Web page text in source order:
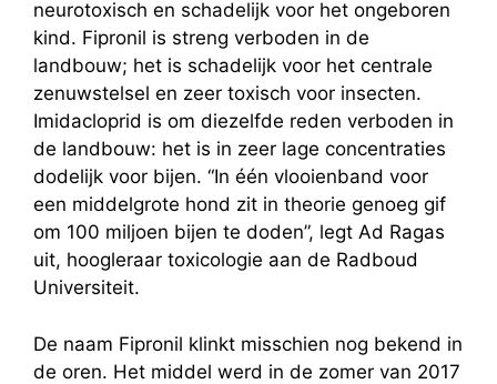
neurotoxisch en schadelijk voor het ongeboren
kind. Fipronil is streng verboden in de
landbouw; het is schadelijk voor het centrale
zenuwstelsel en zeer toxisch voor insecten.
Imidacloprid is om diezelfde reden verboden in
de landbouw: het is in zeer lage concentraties
dodelijk voor bijen. “In één vlooienband voor
een middelgrote hond zit in theorie genoeg gif
om 100 miljoen bijen te doden”, legt Ad Ragas
uit, hoogleraar toxicologie aan de Radboud
Universiteit.
De naam Fipronil klinkt misschien nog bekend in
de oren. Het middel werd in de zomer van 2017